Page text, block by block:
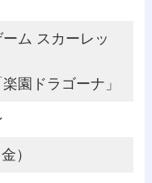
ム スカーレッ
園ドラゴーナ」
）